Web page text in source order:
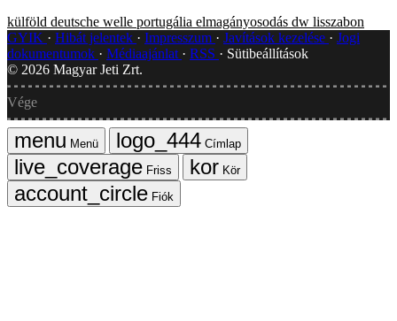
külföld deutsche welle portugália elmagányosodás dw lisszabon
GYIK
Hibát jelentek Impresszum Javítások kezelése
Jogi
dokumentumok
Médiaajánlat RSS
Sütibeállítások
© 2026 Magyar Jeti Zrt.
Vége
Menü
Címlap
Friss
Kör
Fiók